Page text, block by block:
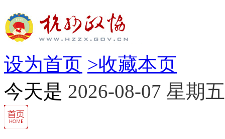
设为首页 >收藏本页
今天是 2026-08-07 星期五